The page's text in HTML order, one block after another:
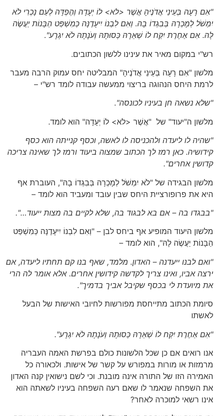
"אִם רָעָה בְּעֵינֵי אֲדֹנֶיהָ אֲשֶׁר <לא> לוֹ יְעָדָהּ וְהֶפְדָּהּ לְעַם נָכְרִי לֹא
יִמְשֹׁל לְמָכְרָהּ בְּבִגְדוֹ בָהּ. וְאִם לִבְנוֹ יִיעָדֶנָּה כְּמִשְׁפַּט הַבָּנוֹת יַעֲשֶׂה
לָּהּ. אִם אַחֶרֶת יִקַּח לוֹ שְׁאֵרָהּ כְּסוּתָהּ וְעֹנָתָהּ לֹא יִגְרָע".
רש"י במקום מאיר את עינינו ללשון הכתובים.
מלשון "אִם רָעָה בְּעֵינֵי אֲדֹנֶיהָ" המבליטה יחס עמוק הרבה מעבר
לרמת היחס הנהוגה בריצוי ממעשה עבודה לומד רש"י –
"שלא נשאה חן בעיניו לכונסה".
מלשון ה"יעוד" של "אֲשֶׁר <לא> לוֹ יְעָדָהּ" הוא לומד.
"שהיה לו ליעדה ולהכניסה לו לאשה, וכסף קנייתה הוא כסף
קידושיה. כאן רמז לך הכתוב שמצוה ביעוד ורמז לך שאינה צריכה
קדושין אחרים".
מלשון הבגידה של "לֹא יִמְשֹׁל לְמָכְרָהּ בְּבִגְדוֹ בָהּ", העוברת אף
היא את פרופורציית היחס שבין עובד ומעביד הוא לומד –
"בבגדו בה – אם בא לבגוד בה, שלא לקיים בה מצות ייעוד…".
מלשון היעוד המופיע אף ביחס לבן – "וְאִם לִבְנוֹ יִיעָדֶנָּה כְּמִשְׁפַּט
הַבָּנוֹת יַעֲשֶׂה לָּהּ", הוא לומד –
"ואם לבנו ייעדנה – האדון. מלמד, שאף בנו קם תחתיו ליעדה, אם
ירצה אביו, ואינו צריך לקדשה קידושין אחרים. אלא אומר לה הרי
את מיועדת לי בכסף שקיבל אביך בדמיך".
סיומת הכתוב מתייחסת מפורשות לחיובי האישות של הבעל
לאשתו
"אִם אַחֶרֶת יִקַּח לוֹ שְׁאֵרָהּ כְּסוּתָהּ וְעֹנָתָהּ לֹא יִגְרָע".
אנו רואים אם כן שכל הלשונות כולם בפרשת האמה העבריה
מרמזות או מורות במפורש על קשר של אישות. ולכאורה כל
האמירה הזו של התורה אינה מובנת. וכי לשם נישואין קנה האדון
את השפחה שנאמר לו שאם רעה השפחה בעיניו לשאתה הוא
אינו רשאי למוכרה לאחר?